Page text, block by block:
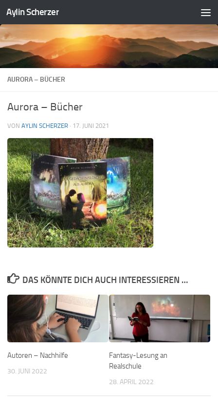
Zum Inhalt springen
Aylin Scherzer
AURORA – BÜCHER
Aurora – Bücher
VON AYLIN SCHERZER · 17. JUNI 2021
DAS KÖNNTE DICH AUCH INTERESSIEREN …
Autoren – Nachhilfe
30. JUNI 2022
Fantasy-Lesung an
Realschule
28. APRIL 2022